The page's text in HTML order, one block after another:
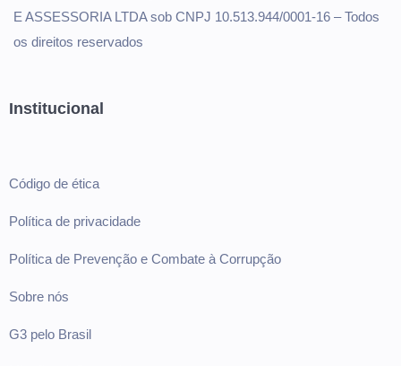
E ASSESSORIA LTDA sob CNPJ 10.513.944/0001-16 – Todos
os direitos reservados
Institucional
Código de ética
Política de privacidade
Política de Prevenção e Combate à Corrupção
Sobre nós
G3 pelo Brasil